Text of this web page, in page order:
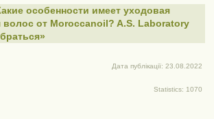
особенности имеет уходовая
волос от Moroccanoil? A.S. Laboratory
Дата публікації: 23.08.2022
Statistics: 1070